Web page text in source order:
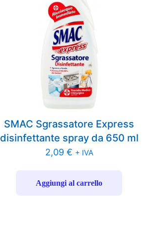
SMAC Sgrassatore Express
disinfettante spray da 650 ml
2,09 € + IVA
Aggiungi al carrello